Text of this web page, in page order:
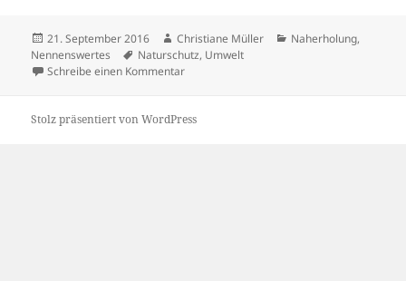
Veröffentlicht
am
21. September 2016 Autor
Christiane Müller Kategorien
Naherholung,
Nennenswertes
Schlagwörter
Naturschutz, Umwelt
Schreibe einen Kommentarzu Kurz zur Ideenkonferenz (4.
Stolz präsentiert von WordPress